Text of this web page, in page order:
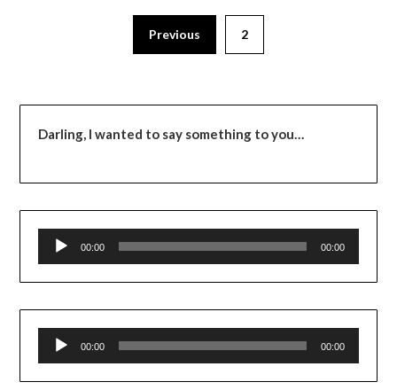
Previous 2
Darling, I wanted to say something to you…
Audioesitaja
00:00 00:00
Audioesitaja
00:00 00:00